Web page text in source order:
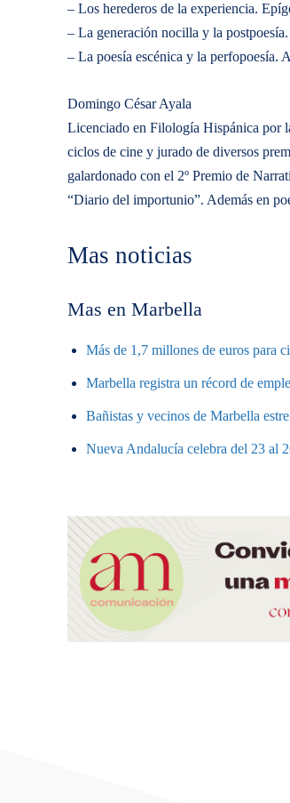
– Los herederos de la experiencia.
– La generación nocilla y la
– La poesía escénica y la perfopoesía.
Domingo César Ayala
Licenciado en Filología Hispánica por
ciclos de cine y jurado de diversos
galardonado con el 2º Premio de
“Diario del importunio”. Además en
Mas noticias
Mas en Marbella
Más de 1,7 millones de euros para
Marbella registra un récord de
Bañistas y vecinos de Marbella
Nueva Andalucía celebra del 23 al